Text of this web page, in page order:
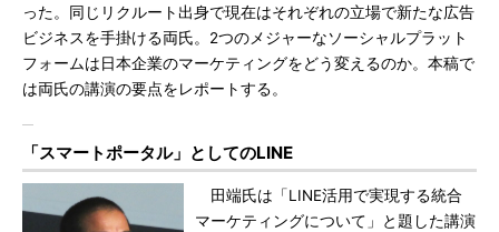
った。同じリクルート出身で現在はそれぞれの立場で新たな広告
ビジネスを手掛ける両氏。2つのメジャーなソーシャルプラット
フォームは日本企業のマーケティングをどう変えるのか。本稿で
は両氏の講演の要点をレポートする。
「スマートポータル」としてのLINE
田端氏は「LINE活用で実現する統合
マーケティングについて」と題した講演